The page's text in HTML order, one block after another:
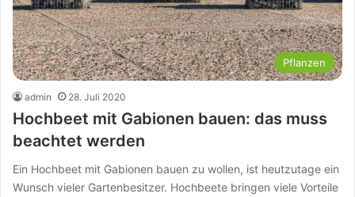
Pflanzen
admin 28. Juli 2020
Hochbeet mit Gabionen bauen: das muss
beachtet werden
Ein Hochbeet mit Gabionen bauen zu wollen, ist heutzutage ein
Wunsch vieler Gartenbesitzer. Hochbeete bringen viele Vorteile